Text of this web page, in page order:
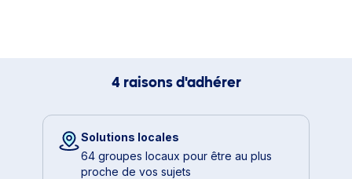
4 raisons d'adhérer
Solutions locales
64 groupes locaux pour être au plus
proche de vos sujets